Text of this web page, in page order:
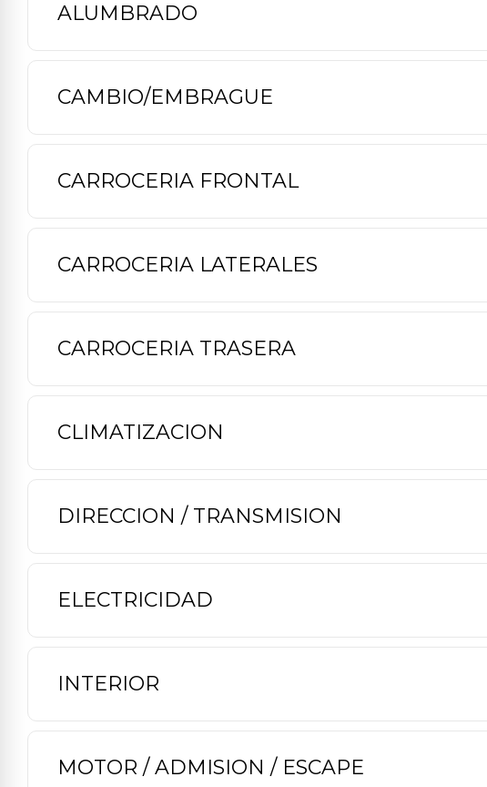
ALUMBRADO
CAMBIO/EMBRAGUE
CARROCERIA FRONTAL
CARROCERIA LATERALES
CARROCERIA TRASERA
CLIMATIZACION
DIRECCION / TRANSMISION
ELECTRICIDAD
INTERIOR
MOTOR / ADMISION / ESCAPE